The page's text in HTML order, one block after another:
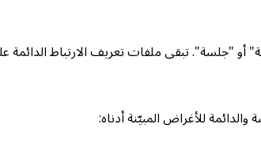
أو "جلسة". تبقى ملفات تعريف الارتباط
للأغراض المبيّنة أدناه: